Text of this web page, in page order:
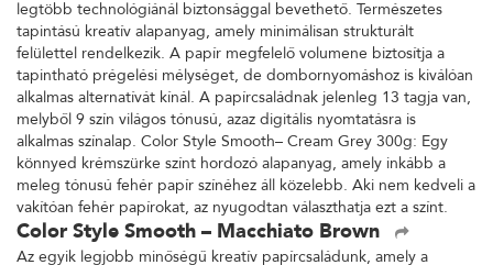
legtöbb technológiánál biztonsággal bevethető. Természetes
tapintású kreatív alapanyag, amely minimálisan strukturált
felülettel rendelkezik. A papír megfelelő volumene biztosítja a
tapintható prégelési mélységet, de dombornyomáshoz is kiválóan
alkalmas alternatívát kínál. A papírcsaládnak jelenleg 13 tagja van,
melyből 9 szín világos tónusú, azaz digitális nyomtatásra is
alkalmas színalap. Color Style Smooth– Cream Grey 300g: Egy
könnyed krémszürke színt hordozó alapanyag, amely inkább a
meleg tónusú fehér papír színéhez áll közelebb. Aki nem kedveli a
vakítóan fehér papírokat, az nyugodtan választhatja ezt a színt.
Color Style Smooth – Macchiato Brown
Az egyik legjobb minőségű kreatív papírcsaládunk, amely a